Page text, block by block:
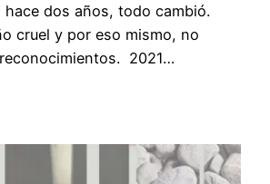
dos años, todo cambió.
cruel y por eso mismo, no
2021…